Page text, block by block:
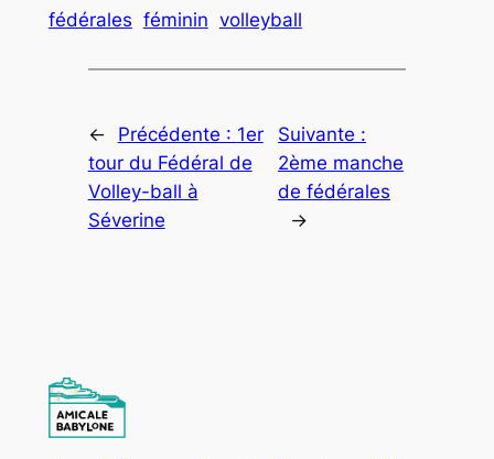
fédérales féminin volleyball
← Précédente : 1er
tour du Fédéral de
Volley-ball à
Séverine
Suivante :
2ème manche
de fédérales
→